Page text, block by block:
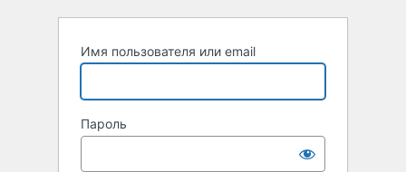
Имя пользователя или email
Пароль